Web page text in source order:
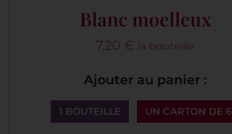
Blanc moelleux
7,20 € la bouteille
Ajouter au panier :
1 BOUTEILLE UN CARTON DE 6